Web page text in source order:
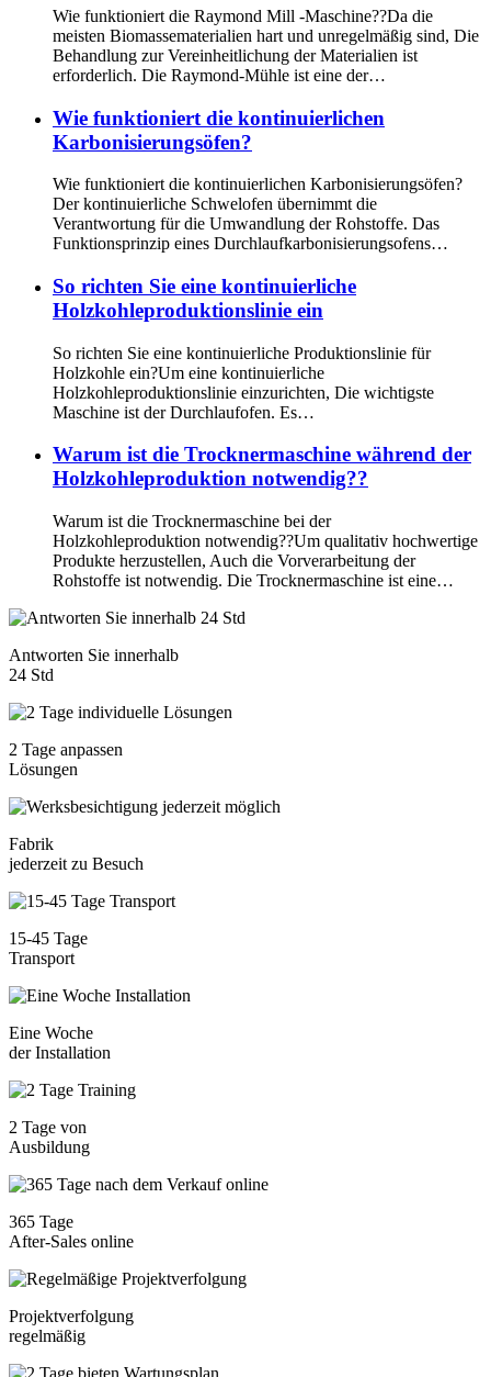
Wie funktioniert die Raymond Mill -Maschine??Da die
meisten Biomassematerialien hart und unregelmäßig sind, Die
Behandlung zur Vereinheitlichung der Materialien ist
erforderlich. Die Raymond-Mühle ist eine der…
Wie funktioniert die kontinuierlichen
Karbonisierungsöfen?
Wie funktioniert die kontinuierlichen Karbonisierungsöfen?
Der kontinuierliche Schwelofen übernimmt die
Verantwortung für die Umwandlung der Rohstoffe. Das
Funktionsprinzip eines Durchlaufkarbonisierungsofens…
So richten Sie eine kontinuierliche
Holzkohleproduktionslinie ein
So richten Sie eine kontinuierliche Produktionslinie für
Holzkohle ein?Um eine kontinuierliche
Holzkohleproduktionslinie einzurichten, Die wichtigste
Maschine ist der Durchlaufofen. Es…
Warum ist die Trocknermaschine während der
Holzkohleproduktion notwendig??
Warum ist die Trocknermaschine bei der
Holzkohleproduktion notwendig??Um qualitativ hochwertige
Produkte herzustellen, Auch die Vorverarbeitung der
Rohstoffe ist notwendig. Die Trocknermaschine ist eine…
Antworten Sie innerhalb
24 Std
2 Tage anpassen
Lösungen
Fabrik
jederzeit zu Besuch
15-45 Tage
Transport
Eine Woche
der Installation
2 Tage von
Ausbildung
365 Tage
After-Sales online
Projektverfolgung
regelmäßig